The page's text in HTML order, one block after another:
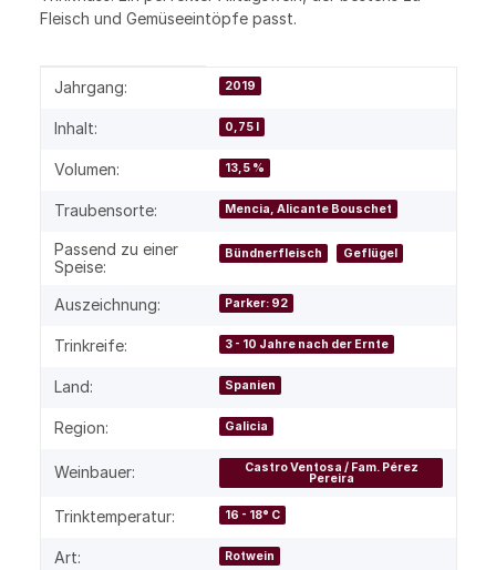
Fleisch und Gemüseeintöpfe passt.
Produkteigenschaft
Wert
Jahrgang: 2019
Inhalt: 0,75 l
Volumen: 13,5 %
Traubensorte: Mencia, Alicante Bouschet
Passend zu einer
Speise:
Bündnerfleisch Geflügel
Auszeichnung: Parker: 92
Trinkreife: 3 - 10 Jahre nach der Ernte
Land: Spanien
Region: Galicia
Weinbauer: Castro Ventosa / Fam. Pérez
Pereira
Trinktemperatur: 16 - 18° C
Art: Rotwein